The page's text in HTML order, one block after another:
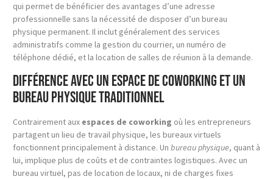
qui permet de bénéficier des avantages d’une adresse
professionnelle sans la nécessité de disposer d’un bureau
physique permanent. Il inclut généralement des services
administratifs comme la gestion du courrier, un numéro de
téléphone dédié, et la location de salles de réunion à la demande.
Différence avec un espace de coworking et un
bureau physique traditionnel
Contrairement aux espaces de coworking où les entrepreneurs
partagent un lieu de travail physique, les bureaux virtuels
fonctionnent principalement à distance. Un bureau physique, quant à
lui, implique plus de coûts et de contraintes logistiques. Avec un
bureau virtuel, pas de location de locaux, ni de charges fixes